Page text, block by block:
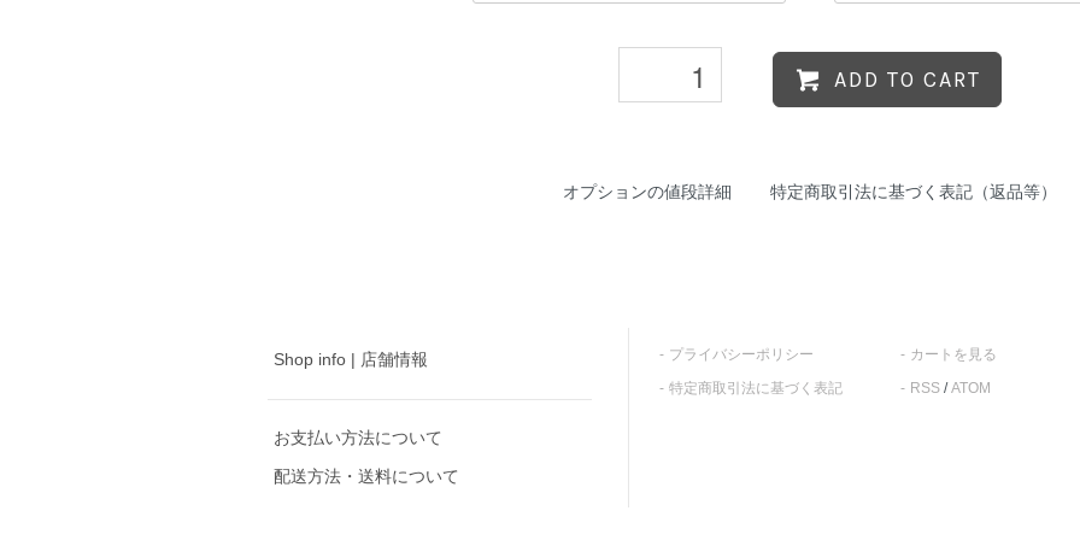
ADD TO CART
オプションの値段詳細 特定商取引法に基づく表記（返品等）
Shop info | 店舗情報
お支払い方法について
配送方法・送料について
プライバシーポリシー
特定商取引法に基づく表記
カートを見る
RSS/ATOM